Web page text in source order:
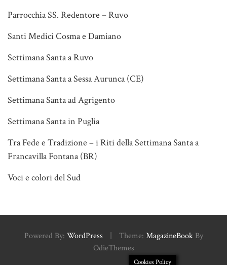
Parrocchia SS. Redentore – Ruvo
Santi Medici Cosma e Damiano
Settimana Santa a Ruvo
Settimana Santa a Sessa Aurunca (CE)
Settimana Santa ad Agrigento
Settimana Santa in Puglia
Tra Fede e Tradizione – i Riti della Settimana Santa a
Francavilla Fontana (BR)
Voci e colori del Sud
Powered By: WordPress | Theme: MagazineBookBy
OdieThemes
Cookies Policy